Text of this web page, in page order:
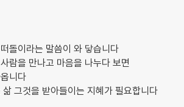
돌이라는 말씀이 와 닿습니다
람을 만나고 마음을 나누다 보면
니다
그것을 받아들이는 지혜가 필요합니다